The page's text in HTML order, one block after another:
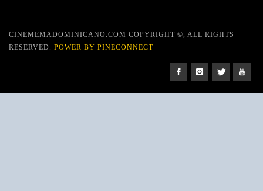
CINEMEMADOMINICANO.COM COPYRIGHT ©, ALL RIGHTS
RESERVED. POWER BY PINECONNECT